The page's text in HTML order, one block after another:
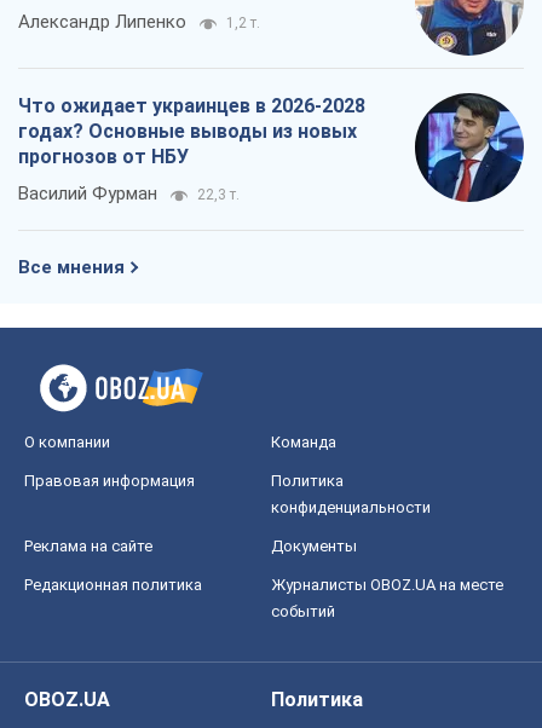
Александр Липенко 1,2 т.
Что ожидает украинцев в 2026-2028
годах? Основные выводы из новых
прогнозов от НБУ
Василий Фурман 22,3 т.
Все мнения
О компании Команда
Правовая информация
Политика
конфиденциальности
Реклама на сайте Документы
Редакционная политика
Журналисты OBOZ.UA на месте
событий
OBOZ.UA
Политика